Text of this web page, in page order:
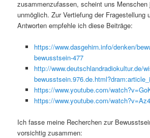
zusammenzufassen, scheint uns Menschen
unmöglich. Zur Vertiefung der Fragestellung
Antworten empfehle ich diese Beiträge:
https://www.dasgehirn.info/denken/
bewusstsein-477
http://www.deutschlandradiokultur.de/
https://www.youtube.com/
https://www.youtube.com/
Ich fasse meine Recherchen zur
vorsichtig zusammen: